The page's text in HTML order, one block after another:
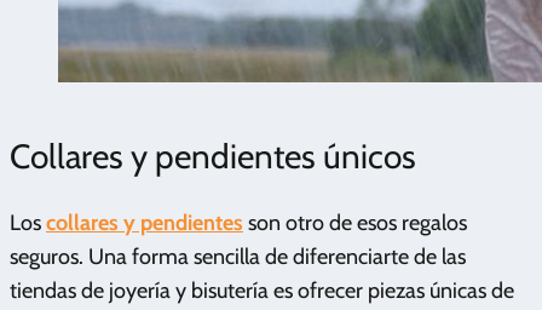
Collares y pendientes únicos
Loscollares y pendientes son otro de esos regalos
seguros. Una forma sencilla de diferenciarte de las
tiendas de joyería y bisutería es ofrecer piezas únicas de